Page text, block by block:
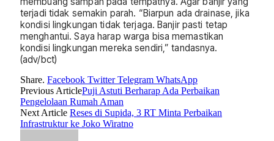
terjadi tidak semakin parah. “Biarpun ada drainase, jika
kondisi lingkungan tidak terjaga. Banjir pasti tetap
menghantui. Saya harap warga bisa memastikan
kondisi lingkungan mereka sendiri,” tandasnya.
(adv/bct)
Share. Facebook Twitter Telegram WhatsApp
Previous ArticlePuji Astuti Berharap Ada Perbaikan
Pengelolaan Rumah Aman
Next Article Reses di Supida, 3 RT Minta Perbaikan
Infrastruktur ke Joko Wiratno